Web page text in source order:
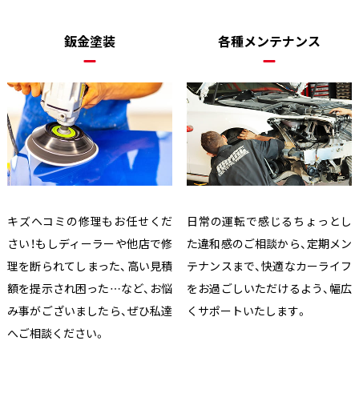
鈑金塗装
キズヘコミの修理もお任せくだ
さい！もしディーラーや他店で修
理を断られてしまった、高い見積
額を提示され困った…など、お悩
み事がございましたら、ぜひ私達
へご相談ください。
各種メンテナンス
日常の運転で感じるちょっとし
た違和感のご相談から、定期メン
テナンスまで、快適なカーライフ
をお過ごしいただけるよう、幅広
くサポートいたします。